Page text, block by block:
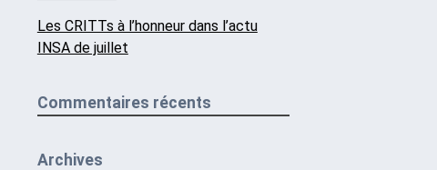
Les CRITTs à l’honneur dans l’actu
INSA de juillet
Commentaires récents
Archives